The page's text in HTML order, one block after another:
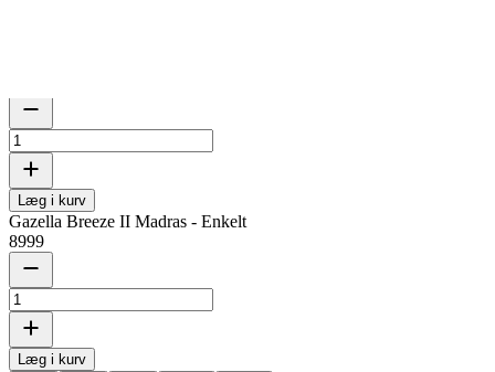
Læg i kurv
Gazella Breeze II Madras - Enkelt
8999
Læg i kurv